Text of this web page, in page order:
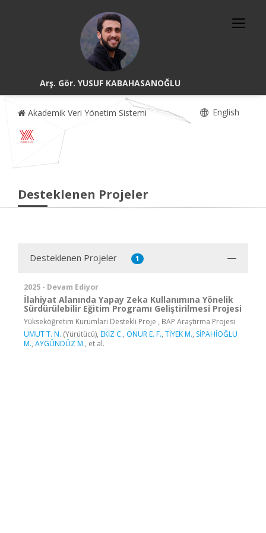
Arş. Gör. YUSUF KABAHASANOĞLU
Akademik Veri Yönetim Sistemi English
Desteklenen Projeler
Desteklenen Projeler 1
2025 - Devam Ediyor
İlahiyat Alanında Yapay Zeka Kullanımına Yönelik
Sürdürülebilir Eğitim Programı Geliştirilmesi Projesi
Yükseköğretim Kurumları Destekli Proje , BAP Araştırma Projesi
UMUT T. N. (Yürütücü), EKİZ C., ONUR E. F., TİYEK M., SİPAHİOĞLU
M., AYGÜNDÜZ M., et al.